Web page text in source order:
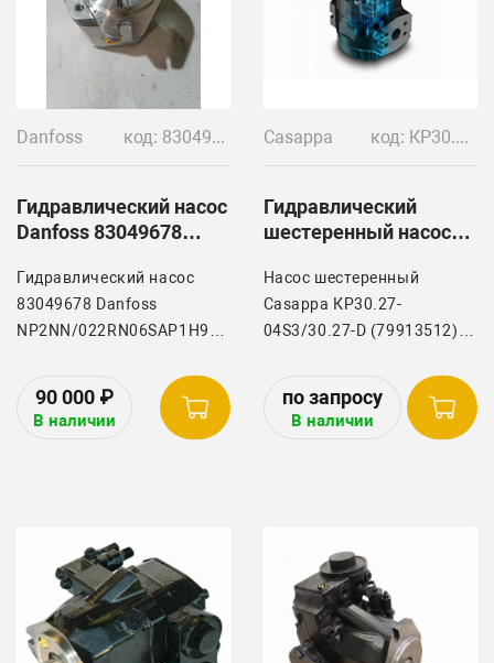
8R-2704 Tractor, 8R-3004
Danfoss код: 83049678 SNP2NN/022RN06SAP1H9H5, RE170807, RE302758, RE302757, X2P5552ICBA Vivilo
Гидравлический насос
Danfoss 83049678
Гидравлический насос
83049678 Danfoss
NP2NN/022RN06SAP1H9H5NNNN/NNNNN
Danfoss
SNP2NN/022RN06SAP1H9H5NNNN/NNNNN
SAEA2B9TCW
Устанавливается на
90 000 ₽
В наличии
Casappa код: КР30.27-04S3/30.27-D (79913512, Ropa 274094)
Гидравлический
шестеренный насос
04S3/30.27-D
Hacoc шестеренный
Casappa КР30.27-
04S3/30.27-D (79913512)
Ropa Maus, различные
модели.
В наличии